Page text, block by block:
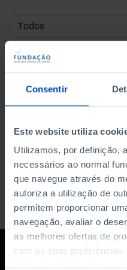
Consentir
Este website utiliza
Utilizamos, por definição,
necessários ao normal
que navegue através do
autoriza a utilização de
permitem proporcionar
navegação, avaliar o
as melhores ofertas de
com as suas
DATA DE INÍCIO
DATA DE FIM